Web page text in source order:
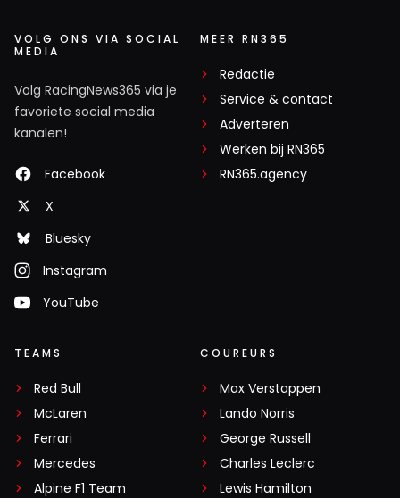
VOLG ONS VIA SOCIAL
MEDIA
Volg RacingNews365 via je
favoriete social media
kanalen!
Facebook
X
Bluesky
Instagram
YouTube
MEER RN365
Redactie
Service & contact
Adverteren
Werken bij RN365
RN365.agency
TEAMS
Red Bull
McLaren
Ferrari
Mercedes
Alpine F1 Team
COUREURS
Max Verstappen
Lando Norris
George Russell
Charles Leclerc
Lewis Hamilton